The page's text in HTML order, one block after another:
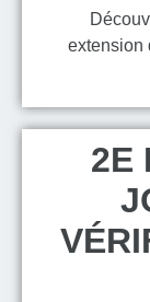
extension
2E